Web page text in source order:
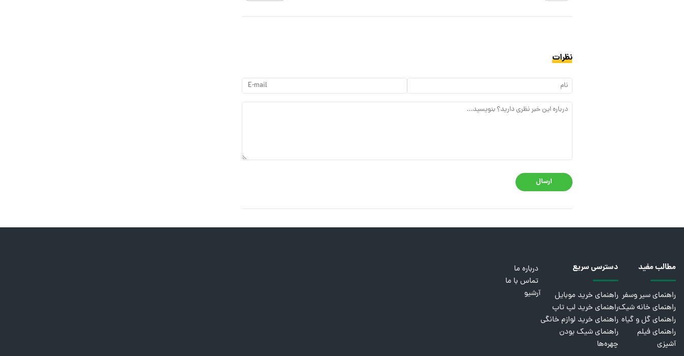
نظرات
ارسال
مطالب مفید
راهنمای سیر وسفر
راهنمای خانه شیک
راهنمای گل و گیاه
راهنمای فیلم
آشپزی
دسترسی سریع
راهنمای خرید موبایل
راهنمای خرید لپ تاپ
راهنمای خرید لوازم خانگی
راهنمای شیک بودن
چهره‌ها
درباره ما
تماس با ما
آرشیو